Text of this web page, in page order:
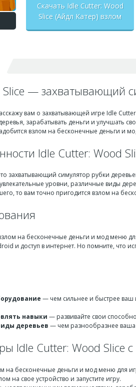
Скачать Idle Cutter: Wood
Slice (Айдл Катер) взлом
Slice — захватывающий
вам о захватывающей игре Idle
зарабатывать деньги и улучшать
взлом на бесконечные деньги и
Idle Cutter: Wood
захватывающий симулятор рубки
уровни, различные виды
то вам точно пригодится взлом на
на бесконечные деньги и мод меню
и доступ в интернет. Но помните, что
— чем сильнее и быстрее ваш
навыки — развивайте свои
деревьев — чем разнообразнее ваша
Idle Cutter: Wood Slice
на бесконечные деньги и мод меню для
на свое устройство и запустите игру.